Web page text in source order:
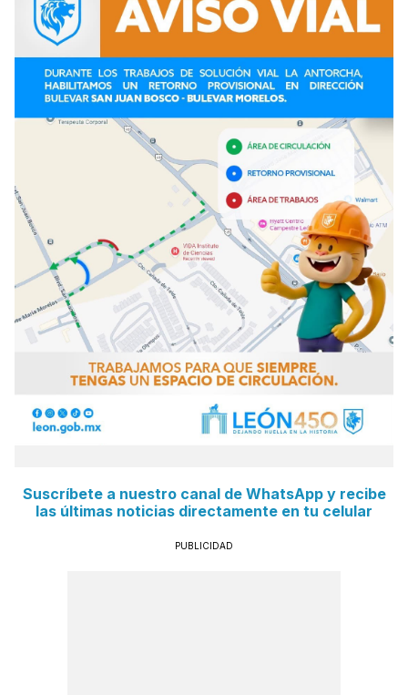
Suscríbete a nuestro canal de WhatsApp y recibe
las últimas noticias directamente en tu celular
PUBLICIDAD